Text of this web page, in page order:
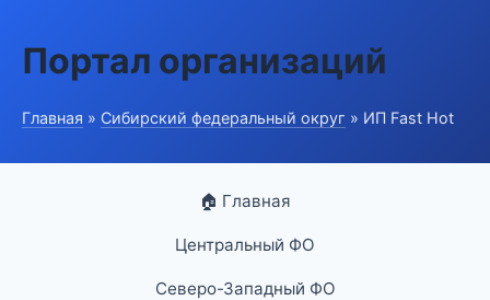
Портал организаций
Главная » Сибирский федеральный округ » ИП Fast Hot
🏠 Главная
Центральный ФО
Северо-Западный ФО